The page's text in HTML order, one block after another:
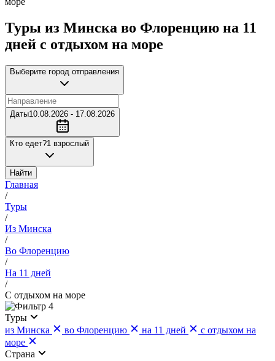
Туры из Минска во Флоренцию на 11
дней с отдыхом на море
Выберите город отправления
Даты10.08.2026 - 17.08.2026
Кто едет?1 взрослый
Найти
Главная
/
Туры
/
Из Минска
/
Во Флоренцию
/
На 11 дней
/
С отдыхом на море
4
Туры
из Минска
во Флоренцию на 11 дней
с отдыхом на
море
Страна